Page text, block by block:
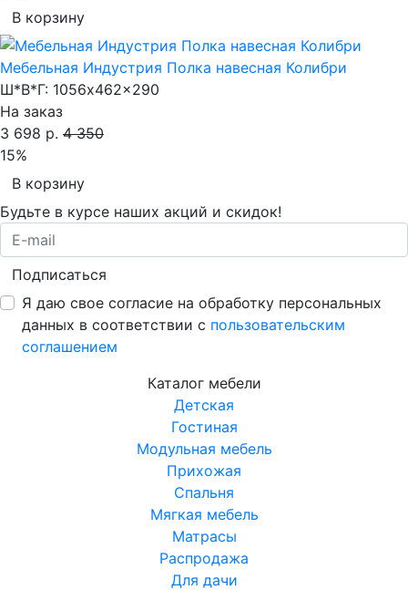
В корзину
Мебельная Индустрия Полка навесная Колибри
Ш*В*Г: 1056x462x290
На заказ
3 698 р. 4 350
15%
В корзину
Будьте в курсе наших акций и скидок!
Подписаться
Я даю свое согласие на обработку персональных
данных в соответствии с пользовательским
соглашением
Каталог мебели
Детская
Гостиная
Модульная мебель
Прихожая
Спальня
Мягкая мебель
Матрасы
Распродажа
Для дачи